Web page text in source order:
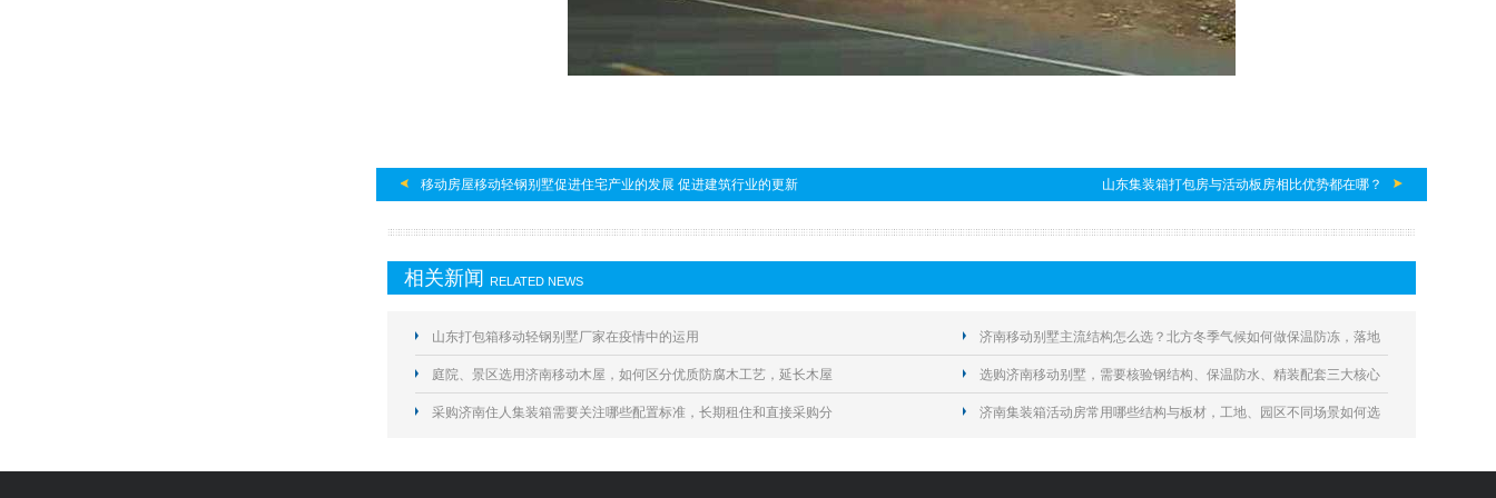
移动房屋移动轻钢别墅促进住宅产业的发展 促进建筑行业的更新 山东集装箱打包房与活动板房相比优势都在哪？
相关新闻 RELATED NEWS
山东打包箱移动轻钢别墅厂家在疫情中的运用 济南移动别墅主流结构怎么选？北方冬季气候如何做保温防冻，落地
使用要规避哪些合规与施工风险？
庭院、景区选用济南移动木屋，如何区分优质防腐木工艺，延长木屋
户外使用寿命？
选购济南移动别墅，需要核验钢结构、保温防水、精装配套三大核心
工艺规避居住隐患？
采购济南住人集装箱需要关注哪些配置标准，长期租住和直接采购分 济南集装箱活动房常用哪些结构与板材，工地、园区不同场景如何选